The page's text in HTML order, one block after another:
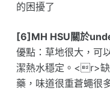
的困擾了
[6]MH HSU關於
優點：草地很大，可
潔熱水穩定。<r>
藥，味道很重蒼蠅很